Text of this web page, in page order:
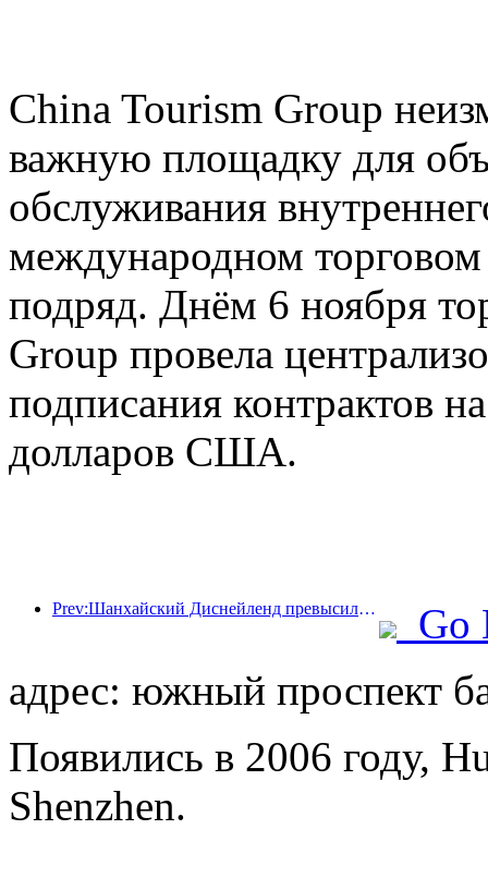
China Tourism Group
важную площадку для
обслуживания
международном
подряд. Днём 6 ноября
Group провела
подписания контрактов
долларов США.
Prev:Шанхайский Диснейленд превысил 100 миллионов посетителей и планирует расшириться за счет открытия четвертого тематического отеля.
Go
адрес: южный проспект
Появились в 2006 году,
Shenzhen.